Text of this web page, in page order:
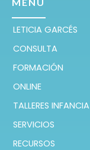
LETICIA GARCÉS
CONSULTA
FORMACIÓN
ONLINE
TALLERES INFANCIA
SERVICIOS
RECURSOS